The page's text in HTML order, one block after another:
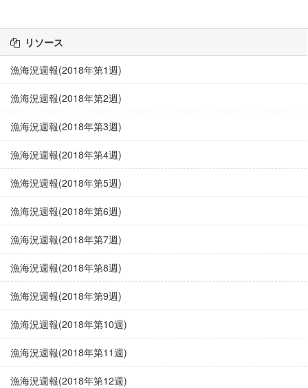
リソース
漁海況週報(2018年第1週)
漁海況週報(2018年第2週)
漁海況週報(2018年第3週)
漁海況週報(2018年第4週)
漁海況週報(2018年第5週)
漁海況週報(2018年第6週)
漁海況週報(2018年第7週)
漁海況週報(2018年第8週)
漁海況週報(2018年第9週)
漁海況週報(2018年第10週)
漁海況週報(2018年第11週)
漁海況週報(2018年第12週)